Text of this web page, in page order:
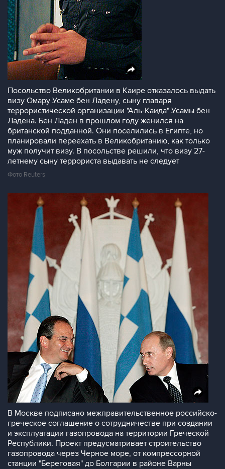
Посольство Великобритании в Каире отказалось выдать
визу Омару Усаме бен Ладену, сыну главаря
террористической организации "Аль-Каида" Усамы бен
Ладена. Бен Ладен в прошлом году женился на
британской подданной. Они поселились в Египте, но
планировали переехать в Великобританию, как только
муж получит визу. В посольстве решили, что визу 27-
летнему сыну террориста выдавать не следует
Фото Reuters
В Москве подписано межправительственное российско-
греческое соглашение о сотрудничестве при создании
и эксплуатации газопровода на территории Греческой
Республики. Проект предусматривает строительство
газопровода через Черное море, от компрессорной
станции "Береговая" до Болгарии в районе Варны